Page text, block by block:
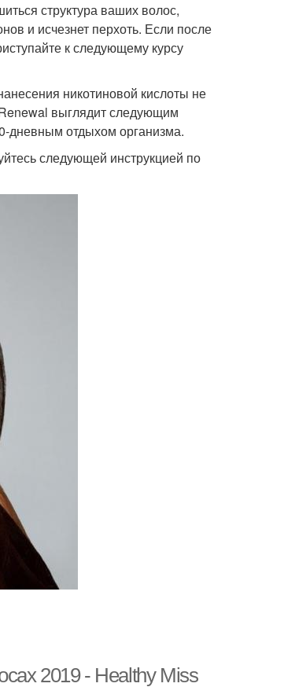
структура ваших волос,
и исчезнет перхоть. Если после
к следующему курсу
никотиновой кислоты не
выглядит следующим
дневным отдыхом организма.
следующей инструкцией по
2019 - Healthy Miss